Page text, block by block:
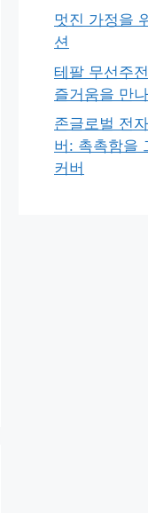
멋진 가정을
션
테팔 무선주
즐거움을 만
존글로벌 전
버: 촉촉함을
커버